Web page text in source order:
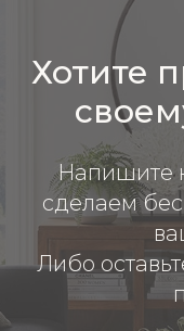
Хотите
Напишите
сделаем
Либо